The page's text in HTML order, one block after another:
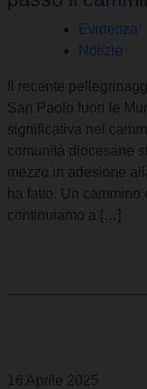
Evidenza
Notizie
Il recente
San Paolo fuori le
significativa nel
comunità diocesane
mezzo in adesione
ha fatto. Un
continuiamo a […]
16 Aprile 2025